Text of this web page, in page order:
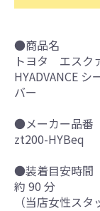
●商品名
トヨタ エスク
HYADVANCE
バー
●メーカー品番
zt200-HYBeq
●装着目安時間
約 90 分
（当店女性スタ